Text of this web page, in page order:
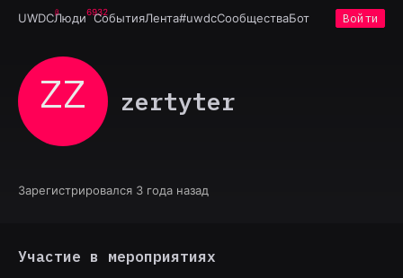
UWDCЛюди6932
СобытияЛента#uwdcСообществаБот Войти
ZZ zertyter
Зарегистрировался 3 года назад
Участие в мероприятиях